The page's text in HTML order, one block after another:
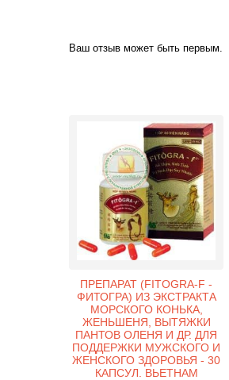
Ваш отзыв может быть первым.
ПРЕПАРАТ (FITOGRA-F -
ФИТОГРА) ИЗ ЭКСТРАКТА
МОРСКОГО КОНЬКА,
ЖЕНЬШЕНЯ, ВЫТЯЖКИ
ПАНТОВ ОЛЕНЯ И ДР. ДЛЯ
ПОДДЕРЖКИ МУЖСКОГО И
ЖЕНСКОГО ЗДОРОВЬЯ - 30
КАПСУЛ. ВЬЕТНАМ